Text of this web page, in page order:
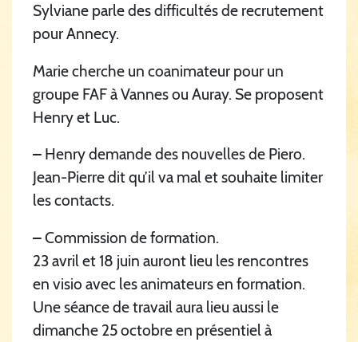
Sylviane parle des difficultés de recrutement
pour Annecy.
Marie cherche un coanimateur pour un
groupe FAF à Vannes ou Auray. Se proposent
Henry et Luc.
– Henry demande des nouvelles de Piero.
Jean-Pierre dit qu’il va mal et souhaite limiter
les contacts.
–Commission de formation.
23 avril et 18 juin auront lieu les rencontres
en visio avec les animateurs en formation.
Une séance de travail aura lieu aussi le
dimanche 25 octobre en présentiel à